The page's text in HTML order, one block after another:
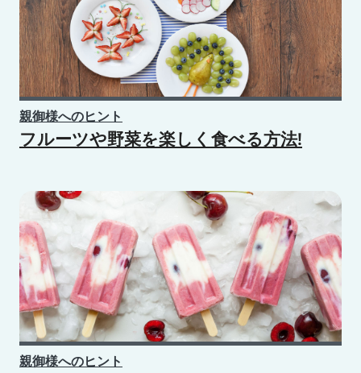
親御様へのヒント
フルーツや野菜を楽しく食べる方法!
親御様へのヒント